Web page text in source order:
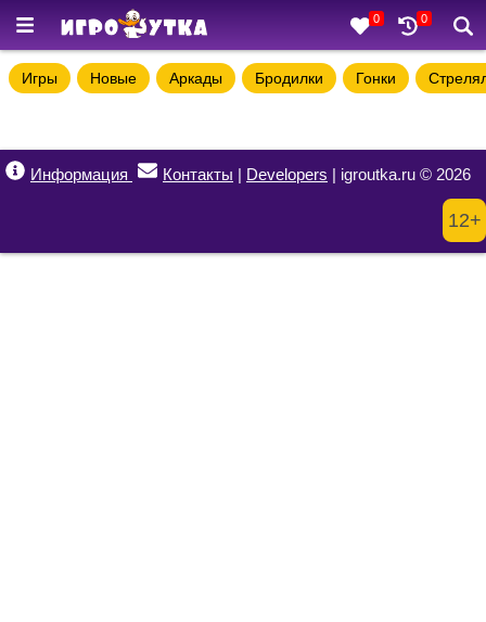
0 0
Игры Новые Аркады Бродилки Гонки
Информация Контакты | Developers | igroutka.ru © 2026
12+